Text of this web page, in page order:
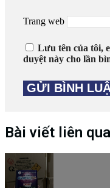
Trang web
Lưu tên của tôi,
duyệt này cho lần
Bài viết liên